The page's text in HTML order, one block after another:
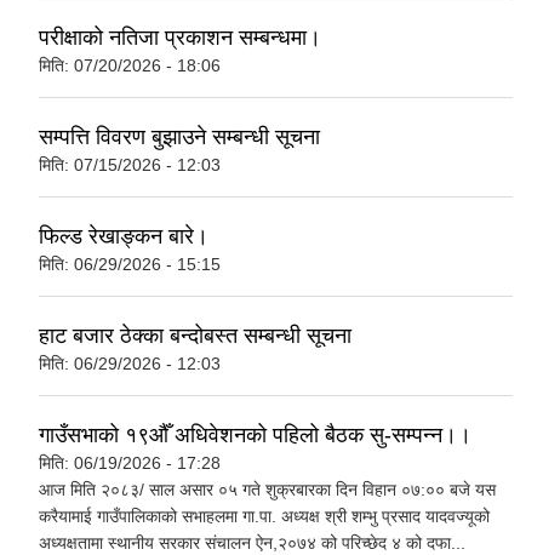
परीक्षाको नतिजा प्रकाशन सम्बन्धमा।
मिति: 07/20/2026 - 18:06
सम्पत्ति विवरण बुझाउने सम्बन्धी सूचना
मिति: 07/15/2026 - 12:03
फिल्ड रेखाङ्कन बारे।
मिति: 06/29/2026 - 15:15
हाट बजार ठेक्का बन्दोबस्त सम्बन्धी सूचना
मिति: 06/29/2026 - 12:03
गाउँसभाको १९औँ अधिवेशनको पहिलो बैठक सु-सम्पन्‍न।।
मिति: 06/19/2026 - 17:28
आज मिति २०८३/ साल असार ०५ गते शुक्रबारका दिन विहान ०७:०० बजे यस
करैयामाई गाउँपालिकाको सभाहलमा गा.पा. अध्यक्ष श्री शम्भु प्रसाद यादवज्यूको
अध्यक्षतामा स्थानीय सरकार संचालन ऐन,२०७४ को परिच्छेद ४ को दफा...